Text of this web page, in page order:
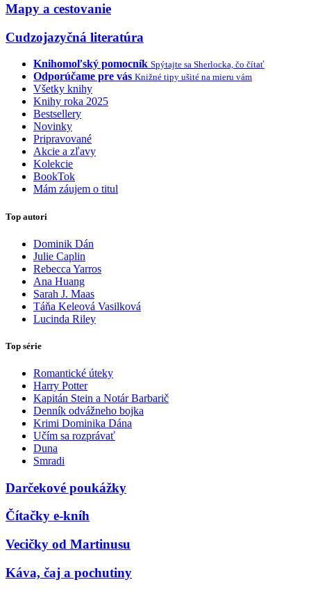
Mapy a cestovanie
Cudzojazyčná literatúra
Knihomoľský pomocník Spýtajte sa Sherlocka, čo čítať
Odporúčame pre vás Knižné tipy ušité na mieru vám
Všetky knihy
Knihy roka 2025
Bestsellery
Novinky
Pripravované
Akcie a zľavy
Kolekcie
BookTok
Mám záujem o titul
Top autori
Dominik Dán
Julie Caplin
Rebecca Yarros
Ana Huang
Sarah J. Maas
Táňa Keleová Vasilková
Lucinda Riley
Top série
Romantické úteky
Harry Potter
Kapitán Stein a Notár Barbarič
Denník odvážneho bojka
Krimi Dominika Dána
Učím sa rozprávať
Duna
Smradi
Darčekové poukážky
Čítačky e-kníh
Vecičky od Martinusu
Káva, čaj a pochutiny